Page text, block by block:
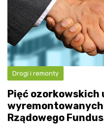
Drogi i remonty
Pięć ozorkowskich
Rządowego